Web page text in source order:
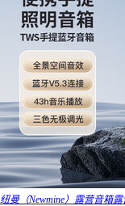
纽曼（Newmine）露营音箱